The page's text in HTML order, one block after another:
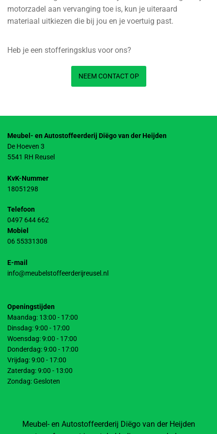
motorzadel aan vervanging toe is, kun je uiteraard
materiaal uitkiezen die bij jou en je voertuig past.
Heb je een stofferingsklus voor ons?
NEEM CONTACT OP
Meubel- en Autostoffeerderij Diëgo van der Heijden
De Hoeven 3
5541 RH Reusel
KvK-Nummer
18051298
Telefoon
0497 644 662
Mobiel
06 55331308
E-mail
info@meubelstoffeerderijreusel.nl
Openingstijden
Maandag: 13:00 - 17:00
Dinsdag: 9:00 - 17:00
Woensdag: 9:00 - 17:00
Donderdag: 9:00 - 17:00
Vrijdag: 9:00 - 17:00
Zaterdag: 9:00 - 13:00
Zondag: Gesloten
Meubel- en Autostoffeerderij Diëgo van der Heijden